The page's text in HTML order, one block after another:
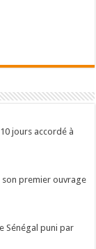
jours accordé à
son premier ouvrage
Sénégal puni par